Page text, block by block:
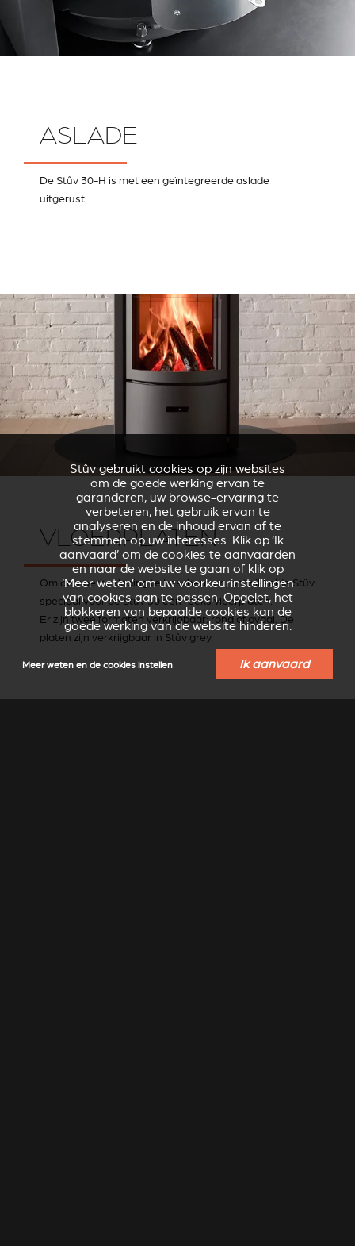
ASLADE
De Stûv 30-H is met een geïntegreerde aslade
uitgerust.
VLOERPLATEN
Om de vloerbekleding te beschermen, ontwikkelde Stûv
speciaal voor de Stûv 30 een reeks vloerplaten.
Er zijn twee formaten verkrijgbaar: rond of ovaal. De
platen zijn verkrijgbaar in Stûv grey.
Stûv gebruikt cookies op zijn websites
om de goede werking ervan te
garanderen, uw browse-ervaring te
verbeteren, het gebruik ervan te
analyseren en de inhoud ervan af te
stemmen op uw interesses. Klik op ‘Ik
aanvaard’ om de cookies te aanvaarden
en naar de website te gaan of klik op
‘Meer weten’ om uw voorkeurinstellingen
van cookies aan te passen. Opgelet, het
blokkeren van bepaalde cookies kan de
goede werking van de website hinderen.
Meer weten en de cookies instellen Ik aanvaard